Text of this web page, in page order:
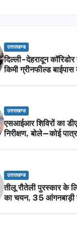
उत्तराखण्ड
दिल्ली-देहरादून
किमी ग्रीनफील्ड
उत्तराखण्ड
एसआईआर शिविरों का
निरीक्षण, बोले—कोई
उत्तराखण्ड
तीलू रौतेली पुरस्कार के
का चयन, 35 आंगनबाड़ी